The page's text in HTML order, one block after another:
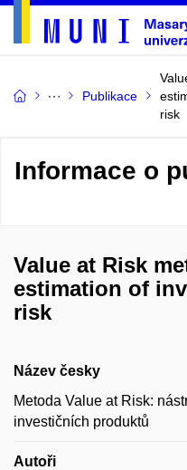
Publikace
risk
Informace o
Value at Risk
estimation of
risk
Název česky
Metoda Value at Risk:
investičních produktů
Autoři